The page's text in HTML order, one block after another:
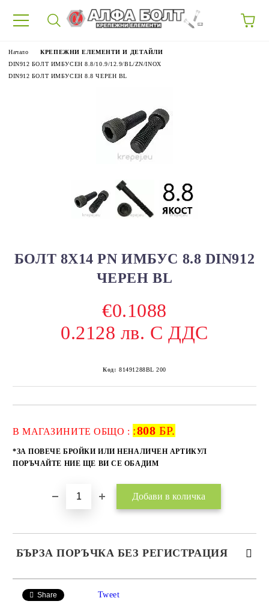
Начало
КРЕПЕЖНИ ЕЛЕМЕНТИ И ДЕТАЙЛИ
DIN912 БОЛТ ИМБУСЕН 8.8/10.9/12.9/BL/ZN/INOX
DIN912 БОЛТ ИМБУСЕН 8.8 ЧЕРЕН BL
БОЛТ 8Х14 PN ИМБУС 8.8 DIN912
ЧЕРЕН BL
€0.1088
0.2128 лв. С ДДС
Код: 81491288BL 200
В МАГАЗИНИТЕ ОБЩО : :808 БР.
*ЗА ПОВЕЧЕ БРОЙКИ ИЛИ НЕНАЛИЧЕН АРТИКУЛ
ПОРЪЧАЙТЕ НИЕ ЩЕ ВИ СЕ ОБАДИМ
БЪРЗА ПОРЪЧКА БЕЗ РЕГИСТРАЦИЯ
Share Tweet